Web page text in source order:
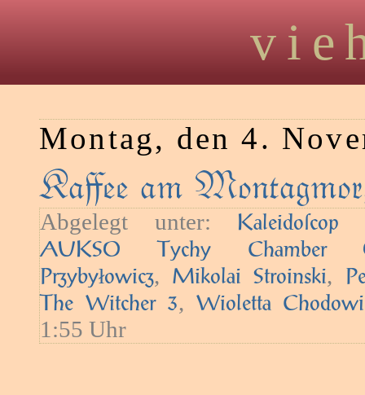
Montag, den 4.
Kaﬀee am
Abgelegt unter: Kaleidoſcop
AUKSO Tychy Chamber
Przybyłowicz, Mikolai Stroinski,
The Witcher 3, Wioletta
1:55 Uhr